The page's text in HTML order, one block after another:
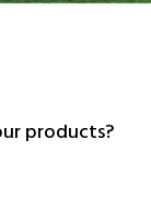
products?